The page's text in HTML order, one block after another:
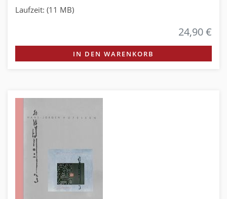
Laufzeit: (11 MB)
24,90 €
IN DEN WARENKORB